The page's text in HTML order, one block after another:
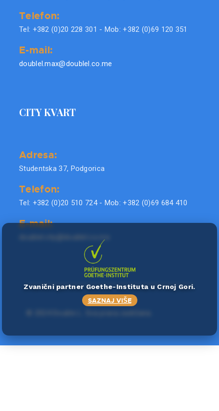
Telefon:
Tel: +382 (0)20 228 301 - Mob: +382 (0)69 120 351
E-mail:
doublel.max@doublel.co.me
CITY KVART
Adresa:
Studentska 37, Podgorica
Telefon:
Tel: +382 (0)20 510 724 - Mob: +382 (0)69 684 410
E-mail:
Zvanični partner Goethe-Instituta u Crnoj Gori.
SAZNAJ VIŠE